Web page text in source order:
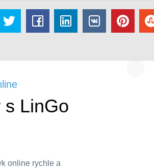
s LinGo
online rychle a